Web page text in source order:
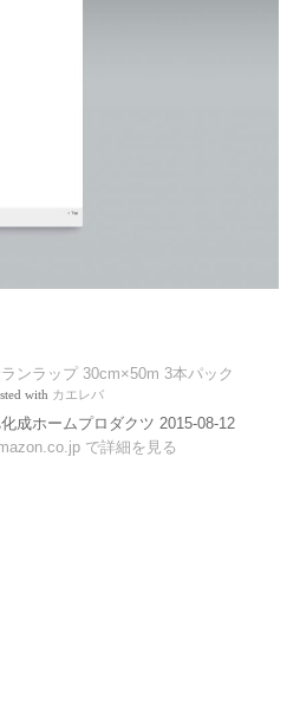
ンラップ 30cm×50m 3本パック
with カエレバ
成ホームプロダクツ 2015-08-12
で詳細を見る